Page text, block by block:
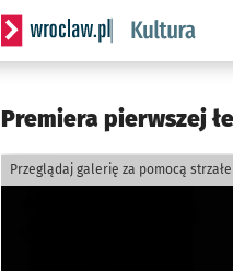
Serwis informacyjny
Premiera pierwszej
Przeglądaj galerię za pomocą